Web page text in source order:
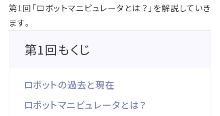
第1回「ロボットマニピュレータとは？」を解説していき
ます。
第1回もくじ
ロボットの過去と現在
ロボットマニピュレータとは？